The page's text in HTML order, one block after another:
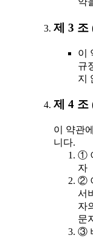
제 3 조
이
규
지
제 4 조
이 약관
니다.
①
자
②
서
자
문
③